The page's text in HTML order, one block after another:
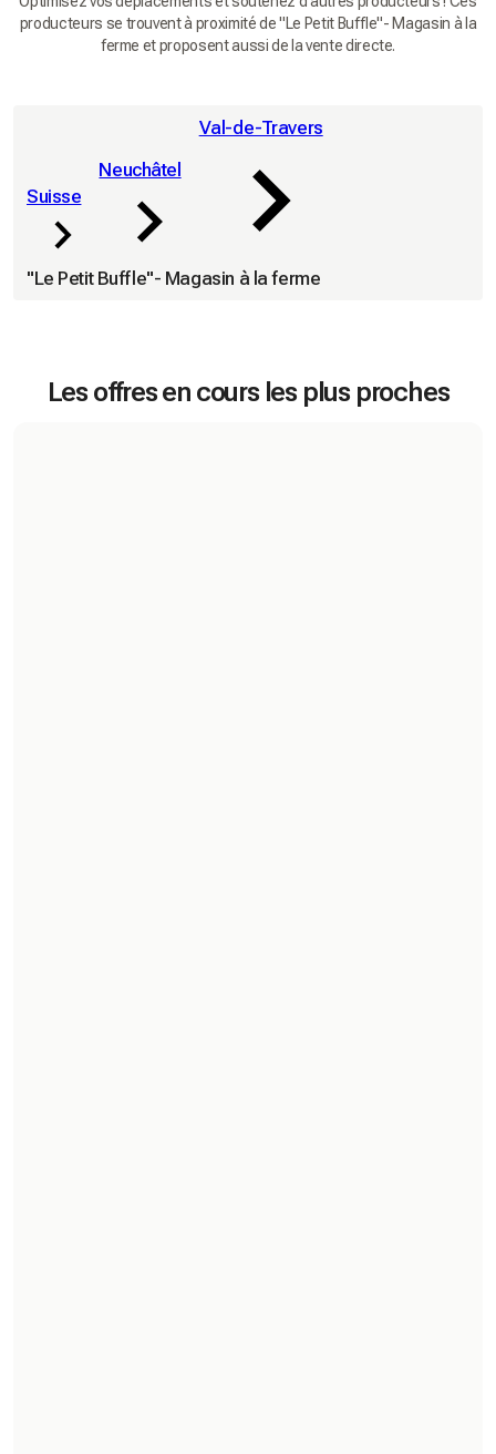
producteurs se trouvent à proximité de "Le Petit Buffle"- Magasin à la
ferme et proposent aussi de la vente directe.
Suisse
Neuchâtel
Val-de-Travers
"Le Petit Buffle"- Magasin à la ferme
Les offres en cours les plus proches